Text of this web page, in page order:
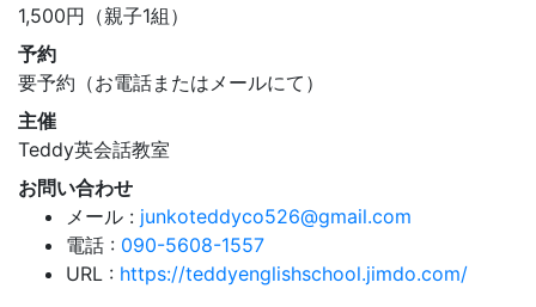
1,500円（親子1組）
予約
要予約（お電話またはメールにて）
主催
Teddy英会話教室
お問い合わせ
メール : junkoteddyco526@gmail.com
電話 : 090-5608-1557
URL : https://teddyenglishschool.jimdo.com/